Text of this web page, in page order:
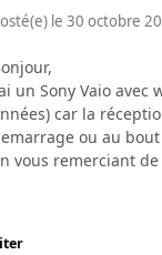
le 30 octobre
un Sony Vaio
car la
ou au
vous remerciant